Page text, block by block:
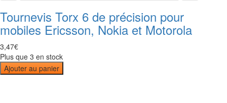
Tournevis Torx 6 de précision pour
mobiles Ericsson, Nokia et Motorola
3,47€
Plus que 3 en stock
Ajouter au panier